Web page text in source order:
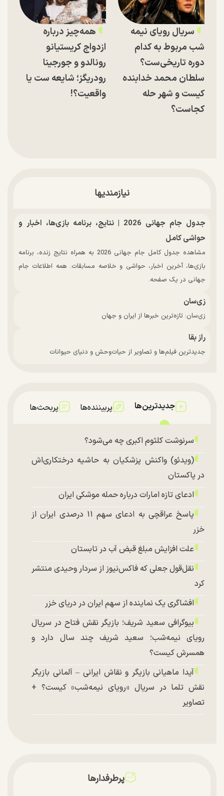
سریال رویای نیمه
شب مربوط به کدام
دوره تاریخی‌ست؟
سلطان محمد خدابنده
کیست و شهر حله
کجاست؟
همه‌چیز درباره
ازدواج کریستیانو
رونالدو و جورجینا
رودریگز؛ شایعه ست یا
واقعیت؟!
نیازمندیها
جدول جام جهانی 2026 | نتایج، برنامه بازی‌ها، اخبار و
حواشی کامل
مشاهده جدول کامل جام جهانی 2026 به همراه نتایج زنده، برنامه
بازی‌ها، آخرین اخبار، حواشی و خلاصه مسابقات. همه اطلاعات جام
جهانی در یک صفحه.
زی‌سان
زی‌سان: تازه‌ترین خبرها از ایران و جهان
راز بقا
جدیدترین فیلم‌ها و تصاویر از حیات‌وحش و دنیای حیوانات
جدیدترین‌ها پربیننده‌ها پربحث‌ها
سرنوشت کلثوم اکبری چه می‌شود؟
(ویدئو) واکنش پزشکیان به حاشیه درختکاری‌اش
در پاکستان
ادعای تازه امارات درباره حمله موشکی ایران
پاسخ عراقچی به ادعای سهم ۱۱ درصدی ایران از
خزر
علت افزایش مبلغ قبض آب در تابستان
نقل‌قول جعلی که فاکس‌نیوز از سردار وحیدی منتشر
کرد
افشاگری یک نماینده از سهم ایران در دریای خزر
بیوگرافی سعید شریف؛ بازیگر نقش فتاح در سریال
رویای نیمه‌شب؛ سعید شریف چند سال دارد و
همسرش کیست؟
آیدا ماهیانی بازیگر و نقاش ایرانی – آلمانی بازیگر
نقش تلما در سریال «رویای نیمه‌شب» کیست؟ +
تصاویر
پرطرفدارها